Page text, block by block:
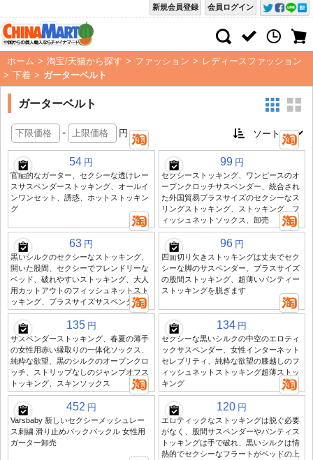
会員ログイン
新規会員登録
ホーム > 淘宝/天猫から探す > ファッション > レディースファッション
> 下着 > ガーターベルト
ガーターベルト
- 円
54 円
官能的なガーター、セクシーな透けレー
スサスペンダーストッキング、オールイ
ンワンセット、誘惑、ホットストッキン
グ
99 円
セクシーストッキング、ワンピースのオ
ープンクロッチサスペンダー、統合され
た外国貿易プラスサイズのセクシーなス
リングストッキング、ストッキング、フ
ィッシュネットソックス、卸売
63 円
黒いシルクのセクシーなストッキング、
開いた股間、セクシーでフレンドリーな
ベッド、破れやすいストッキング、大人
用カットアウトのフィッシュネットスト
ッキング、プラスサイズサスペンダー
96 円
四面切り欠きストッキングは丈夫でセク
シーな脚のサスペンダー、プラスサイズ
の股間ストッキング、超薄いパンティー
ストッキングを脱ぎます
135 円
サスペンダーストッキング、春夏の薄手
の女性用赤い縁取りの一体化ソックス、
純粋な欲望、黒のシルクのオープンクロ
ッチ、ストリップなしのジャンプオフス
トッキング、スキンソックス
134 円
セクシーな黒いシルクの中空のエロティ
ックサスペンダー、女性インターネット
セレブリティ、純粋な欲望の膝越しのフ
ィッシュネットストッキング超薄ストッ
キング
452 円
Varsbaby 新しいセクシーメッシュレー
ス刺繍 滑り止めバックバックル 女性用
ガーター卸売
120 円
エロティックなストッキングは脱ぐ必要
がなく、股間サスペンダーやパンティス
トッキングは手で破れ、黒いシルクは情
熱的でセクシーなフラートがベッドの上